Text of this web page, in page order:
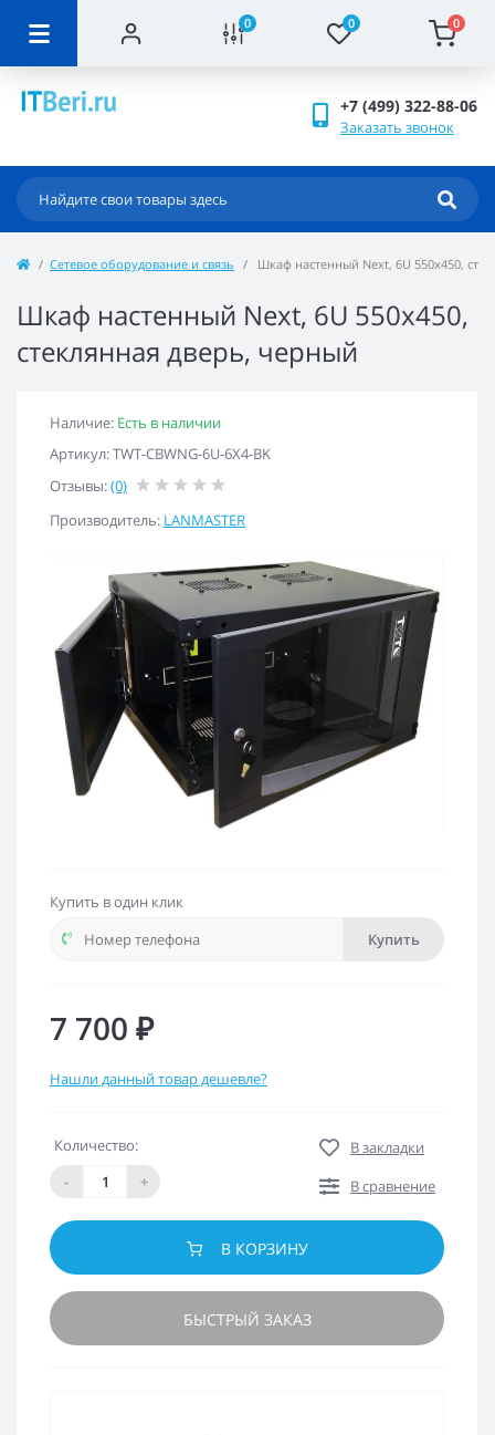
0 0 0
+7 (499) 322-88-06
Заказать звонок
Сетевое оборудование и связь Шкаф настенный Next, 6U 550x450,
Шкаф настенный Next, 6U 550x450,
стеклянная дверь, черный
Наличие: Есть в наличии
Артикул: TWT-CBWNG-6U-6X4-BK
Отзывы:(0)
Производитель: LANMASTER
Купить в один клик
Купить
7 700 ₽
Нашли данный товар дешевле?
Количество:
-
+
В закладки
В сравнение
В КОРЗИНУ
БЫСТРЫЙ ЗАКАЗ